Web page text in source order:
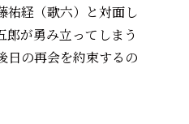
祐経（歌六）と対面し
が勇み立ってしまう
日の再会を約束するの